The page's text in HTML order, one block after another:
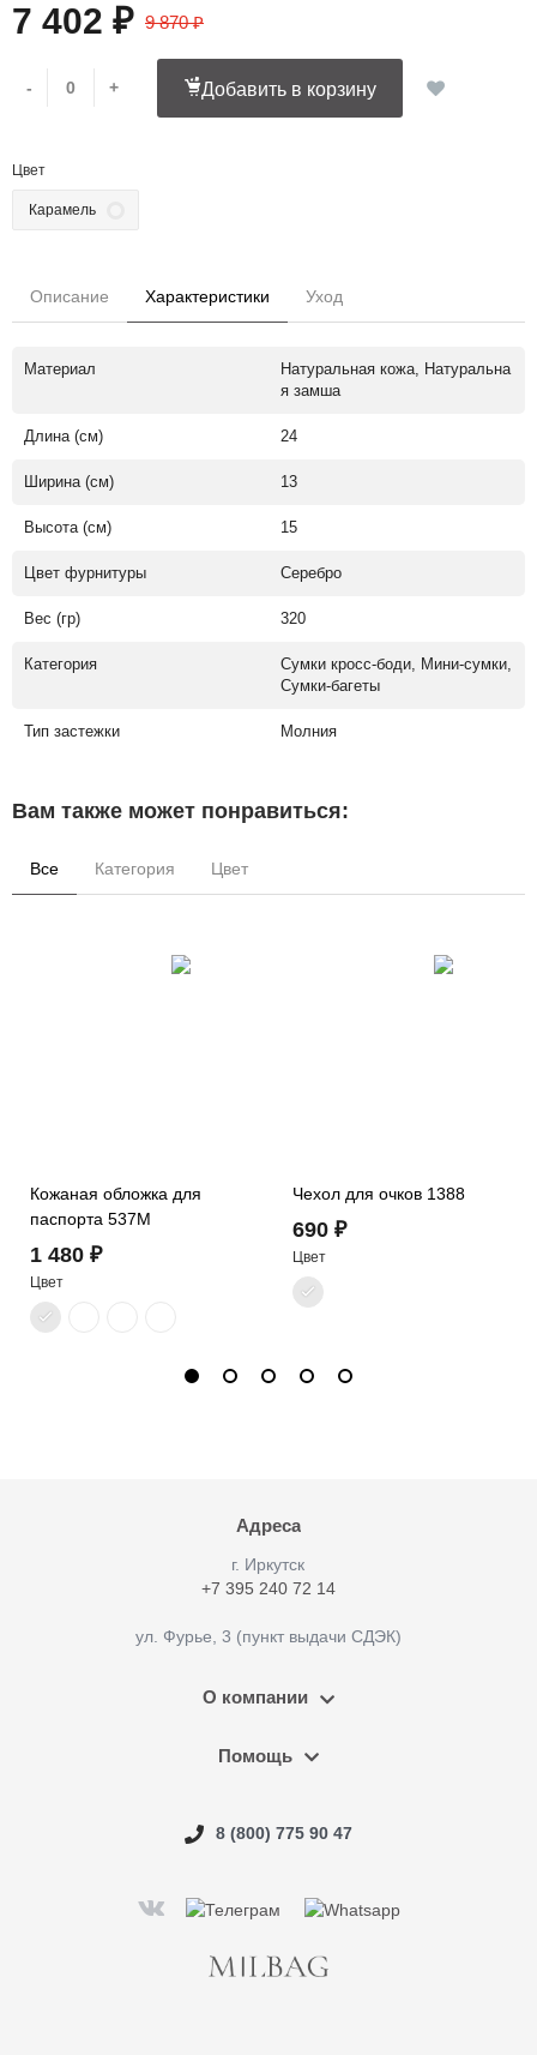
7 402 ₽ 9 870 ₽
- + Добавить в корзину
Цвет
Карамель
Описание Характеристики Уход
Материал
Натуральная кожа, Натуральна
я замша
Длина (см) 24
Ширина (см) 13
Высота (см) 15
Цвет фурнитуры Серебро
Вес (гр) 320
Категория
Сумки кросс-боди, Мини-сумки,
Сумки-багеты
Тип застежки Молния
Вам также может понравиться:
Все Категория Цвет
Кожаная обложка для
паспорта 537M
1 480 ₽
Цвет
Чехол для очков 1388
690 ₽
Цвет
Адреса
г. Иркутск
+7 395 240 72 14
ул. Фурье, 3 (пункт выдачи СДЭК)
О компании
Помощь
8 (800) 775 90 47